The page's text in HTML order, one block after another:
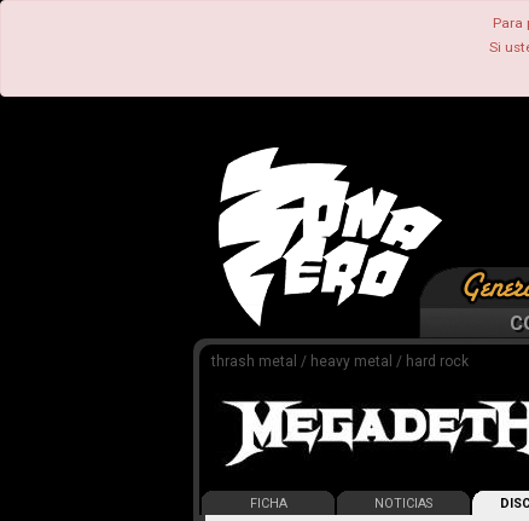
Para
Si
thrash metal / heavy metal / hard rock
FICHA NOTICIAS